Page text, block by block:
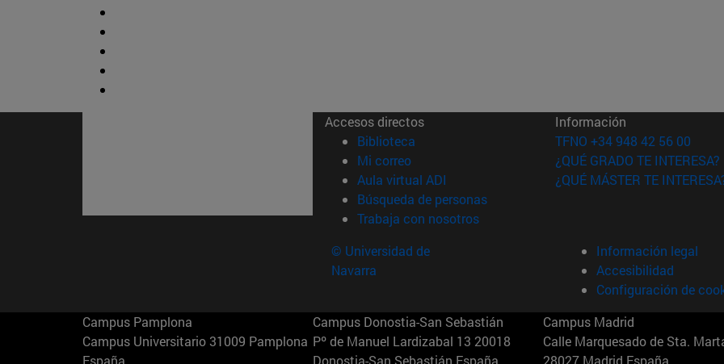
Accesos directos
Biblioteca (abre en nueva ventana)
Mi correo(abre en nueva ventana)
Aula virtual ADI (abre en nueva ventana)
Búsqueda de personas(abre en nueva ventana)
Trabaja con nosotros(abre en nueva ventana)
Información
TFNO +34 948 42 56 00
¿QUÉ GRADO TE INTERESA?
¿QUÉ MÁSTER TE
© Universidad de
Navarra
Información legal
Accesibilidad
Configuración de
Campus Pamplona
Campus Universitario 31009 Pamplona
España
Campus Donostia-San Sebastián
Pº de Manuel Lardizabal 13 20018
Donostia-San Sebastián España
Campus Madrid
Calle Marquesado de Sta.
28027 Madrid España